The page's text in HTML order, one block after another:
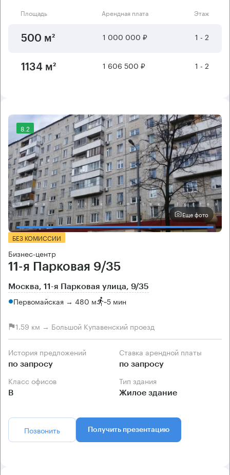
Площадь Арендная плата Этаж
500 м² 1 000 000 ₽ 1 - 2
1134 м² 1 606 500 ₽ 1 - 2
8.2
Еще фото
БЕЗ КОМИССИИ
Бизнес-центр
11-я Парковая 9/35
Москва, 11-я Парковая улица, 9/35
Первомайская → 480 м ~5 мин
1.59 км → Большой Купавенский проезд
История предложений
по запросу
Ставка арендной платы
по запросу
Класс офисов
B
Тип здания
Жилое здание
Позвонить Получить презентацию